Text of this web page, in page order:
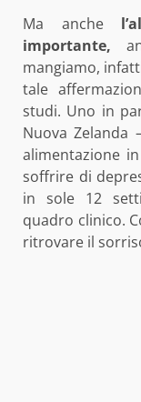
Ma anche
importante,
mangiamo,
tale
studi. Uno in
Nuova
alimentazione
soffrire di
in sole 12
quadro clinico.
ritrovare il